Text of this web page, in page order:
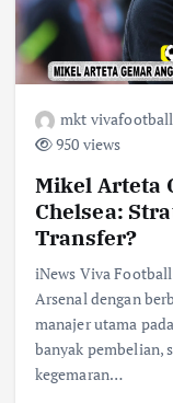
mkt vivafootball
950 views
Mikel Arteta
Chelsea:
Transfer?
iNews Viva
Arsenal dengan
manajer utama
banyak pembelian,
kegemaran…